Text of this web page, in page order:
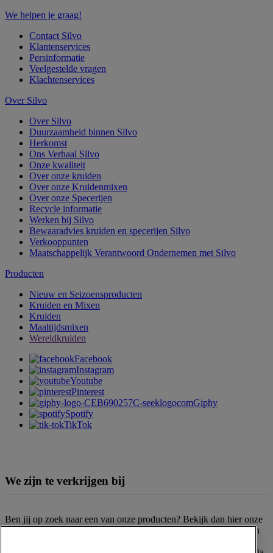
We helpen je graag!
Contact Silvo
Klantenservices
Persinformatie
Veelgestelde vragen
Klachtenservices
Over Silvo
Over Silvo
Duurzaamheid binnen Silvo
Herkomst
Ons Verhaal Silvo
Onze kwaliteit
Over onze kruiden
Over onze Kruidenmixen
Over onze Specerijen
Recycle informatie
Werken bij Silvo
Bewaaradvies kruiden en specerijen Silvo
Verkooppunten
Maatschappelijk Verantwoord Ondernemen met Silvo
Producten
Nieuw en Seizoensproducten
Kruiden en Mixen
Kruiden
Maaltijdsmixen
Wereldkruiden
Facebook
Instagram
Youtube
Pinterest
Giphy
Spotify
TikTok
We zijn te verkrijgen bij
Ben jij op zoek naar een van onze producten? Bekijk dan hier onze
verkooppunten. Het assortiment kan per filiaal en supermarktketen